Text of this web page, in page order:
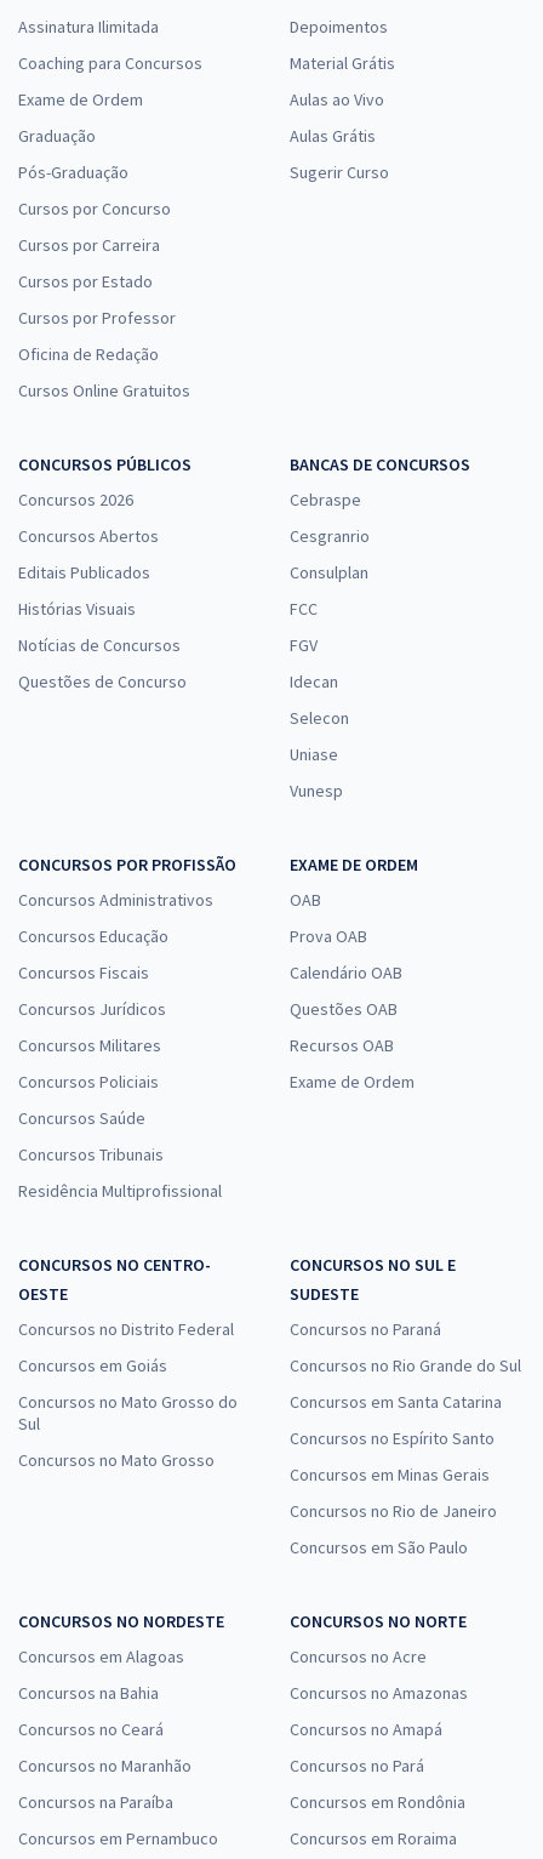
Assinatura Ilimitada
Coaching para Concursos
Exame de Ordem
Graduação
Pós-Graduação
Cursos por Concurso
Cursos por Carreira
Cursos por Estado
Cursos por Professor
Oficina de Redação
Cursos Online Gratuitos
Depoimentos
Material Grátis
Aulas ao Vivo
Aulas Grátis
Sugerir Curso
CONCURSOS PÚBLICOS
Concursos 2026
Concursos Abertos
Editais Publicados
Histórias Visuais
Notícias de Concursos
Questões de Concurso
BANCAS DE CONCURSOS
Cebraspe
Cesgranrio
Consulplan
FCC
FGV
Idecan
Selecon
Uniase
Vunesp
CONCURSOS POR PROFISSÃO
Concursos Administrativos
Concursos Educação
Concursos Fiscais
Concursos Jurídicos
Concursos Militares
Concursos Policiais
Concursos Saúde
Concursos Tribunais
Residência Multiprofissional
EXAME DE ORDEM
OAB
Prova OAB
Calendário OAB
Questões OAB
Recursos OAB
Exame de Ordem
CONCURSOS NO CENTRO-
OESTE
Concursos no Distrito Federal
Concursos em Goiás
Concursos no Mato Grosso do
Sul
Concursos no Mato Grosso
CONCURSOS NO SUL E
SUDESTE
Concursos no Paraná
Concursos no Rio Grande do Sul
Concursos em Santa Catarina
Concursos no Espírito Santo
Concursos em Minas Gerais
Concursos no Rio de Janeiro
Concursos em São Paulo
CONCURSOS NO NORDESTE
Concursos em Alagoas
Concursos na Bahia
Concursos no Ceará
Concursos no Maranhão
Concursos na Paraíba
Concursos em Pernambuco
CONCURSOS NO NORTE
Concursos no Acre
Concursos no Amazonas
Concursos no Amapá
Concursos no Pará
Concursos em Rondônia
Concursos em Roraima